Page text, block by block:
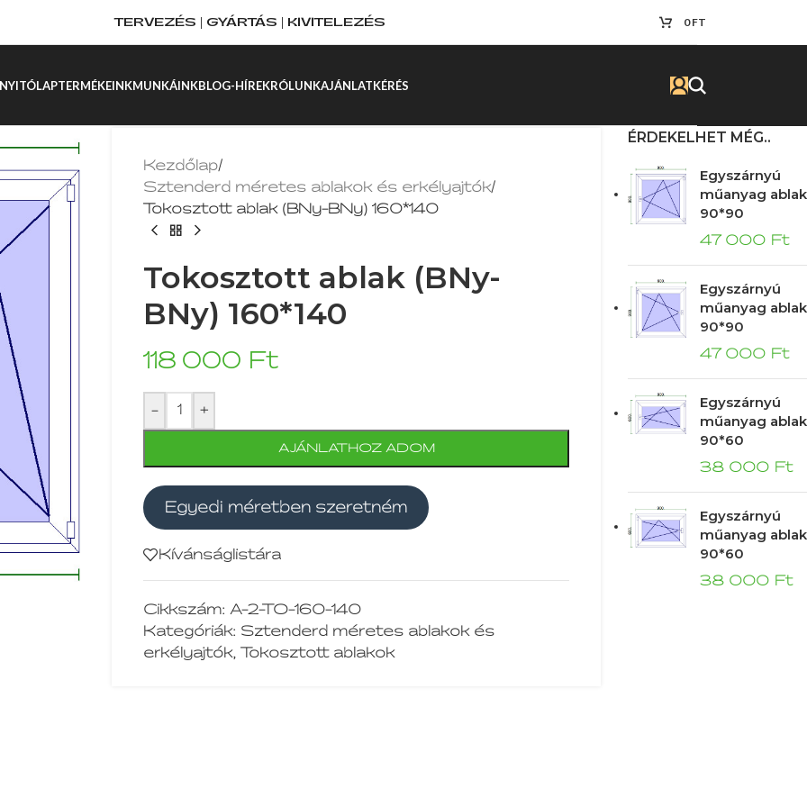
TERVEZÉS | GYÁRTÁS | KIVITELEZÉS 0FT
NYITÓLAPTERMÉKEINKMUNKÁINKBLOG-HÍREKRÓLUNKAJÁNLATKÉRÉS
Kezdőlap/
Sztenderd méretes ablakok és erkélyajtók/
Tokosztott ablak (BNy-BNy) 160*140
Tokosztott ablak (BNy-
BNy) 160*140
118 000 Ft
- +
AJÁNLATHOZ ADOM
Egyedi méretben szeretném
Kívánságlistára
Cikkszám: A-2-TO-160-140
Kategóriák: Sztenderd méretes ablakok és
erkélyajtók, Tokosztott ablakok
ÉRDEKELHET MÉG..
Egyszárnyú
műanyag ablak
90*90
47 000 Ft
Egyszárnyú
műanyag ablak
90*90
47 000 Ft
Egyszárnyú
műanyag ablak
90*60
38 000 Ft
Egyszárnyú
műanyag ablak
90*60
38 000 Ft